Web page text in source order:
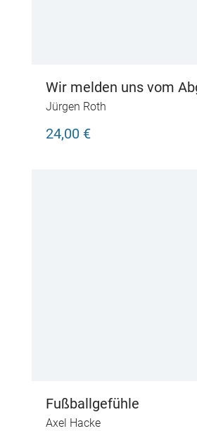
Wir melden uns vom
Jürgen Roth
24,00 €
Fußballgefühle
Axel Hacke